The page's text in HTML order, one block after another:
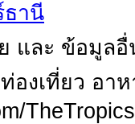
ธานี
และ ข้อมูล
องเที่ยว อา